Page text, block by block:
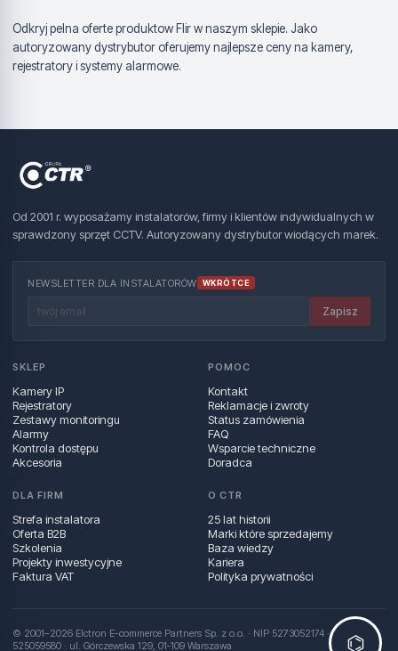
Odkryj pelna oferte produktow Flir w naszym sklepie. Jako
autoryzowany dystrybutor oferujemy najlepsze ceny na kamery,
rejestratory i systemy alarmowe.
Od 2001 r. wyposażamy instalatorów, firmy i klientów indywidualnych w
sprawdzony sprzęt CCTV. Autoryzowany dystrybutor wiodących marek.
NEWSLETTER DLA INSTALATORÓW WKRÓTCE
Zapisz
SKLEP
Kamery IP
Rejestratory
Zestawy monitoringu
Alarmy
Kontrola dostępu
Akcesoria
POMOC
Kontakt
Reklamacje i zwroty
Status zamówienia
FAQ
Wsparcie techniczne
Doradca
DLA FIRM
Strefa instalatora
Oferta B2B
Szkolenia
Projekty inwestycyjne
Faktura VAT
O CTR
25 lat historii
Marki które sprzedajemy
Baza wiedzy
Kariera
Polityka prywatności
© 2001–2026 Elctron E-commerce Partners Sp. z o.o. · NIP 5273052174 · REGON
525059580 · ul. Górczewska 129, 01‑109 Warszawa
⌬